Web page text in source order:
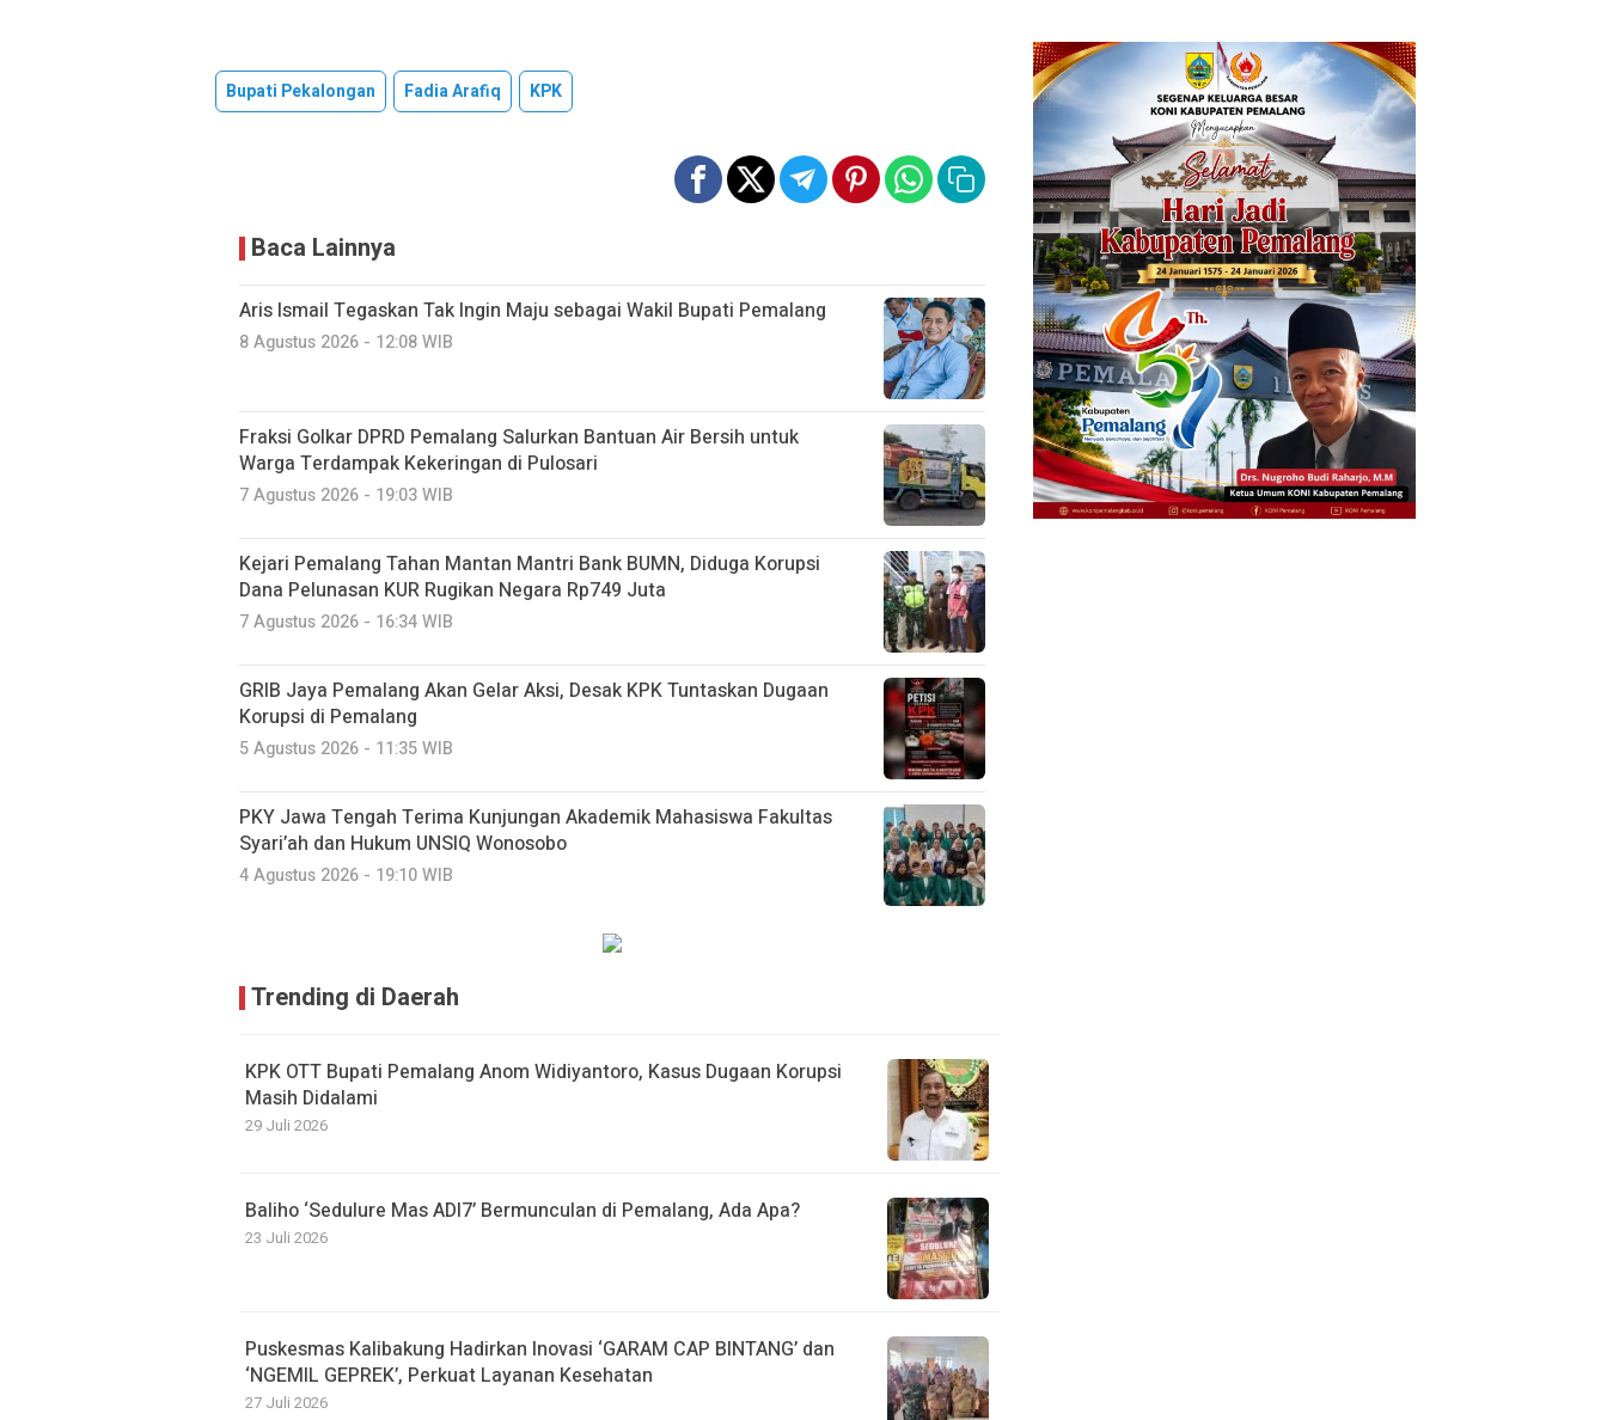
Bupati Pekalongan Fadia Arafiq KPK
Baca Lainnya
Aris Ismail Tegaskan Tak Ingin Maju sebagai Wakil Bupati Pemalang
8 Agustus 2026 - 12:08 WIB
Fraksi Golkar DPRD Pemalang Salurkan Bantuan Air Bersih untuk
Warga Terdampak Kekeringan di Pulosari
7 Agustus 2026 - 19:03 WIB
Kejari Pemalang Tahan Mantan Mantri Bank BUMN, Diduga Korupsi
Dana Pelunasan KUR Rugikan Negara Rp749 Juta
7 Agustus 2026 - 16:34 WIB
GRIB Jaya Pemalang Akan Gelar Aksi, Desak KPK Tuntaskan Dugaan
Korupsi di Pemalang
5 Agustus 2026 - 11:35 WIB
PKY Jawa Tengah Terima Kunjungan Akademik Mahasiswa Fakultas
Syari’ah dan Hukum UNSIQ Wonosobo
4 Agustus 2026 - 19:10 WIB
Trending di Daerah
KPK OTT Bupati Pemalang Anom Widiyantoro, Kasus Dugaan Korupsi
Masih Didalami
29 Juli 2026
Baliho ‘Sedulure Mas ADI7’ Bermunculan di Pemalang, Ada Apa?
23 Juli 2026
Puskesmas Kalibakung Hadirkan Inovasi ‘GARAM CAP BINTANG’ dan
‘NGEMIL GEPREK’, Perkuat Layanan Kesehatan
27 Juli 2026